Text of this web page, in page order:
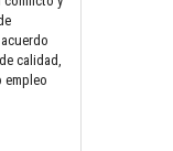
calidad,
empleo